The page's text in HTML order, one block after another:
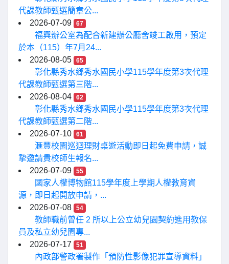
代課教師甄選簡章公...
2026-07-09
67
福興辦公室為配合新建辦公廳舍竣工啟用，預定
於本（115）年7月24...
2026-08-05
65
彰化縣秀水鄉秀水國民小學115學年度第3次代理
代課教師甄選第三階...
2026-08-04
62
彰化縣秀水鄉秀水國民小學115學年度第3次代理
代課教師甄選第二階...
2026-07-10
61
滙豐校園巡迴理財桌遊活動即日起免費申請，誠
摯邀請貴校師生報名...
2026-07-09
55
國家人權博物館115學年度上學期人權教育資
源，即日起開放申請，...
2026-07-08
54
教師職前曾任 2 所以上公立幼兒園契約進用教保
員及私立幼兒園專...
2026-07-17
51
內政部警政署製作「預防性影像犯罪宣導資料」